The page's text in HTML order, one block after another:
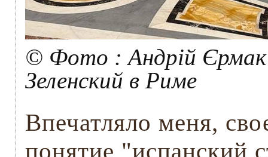
© Фото : Андрій Єрмак
Зеленский в Риме
Впечатляло меня,
понятие "испанский